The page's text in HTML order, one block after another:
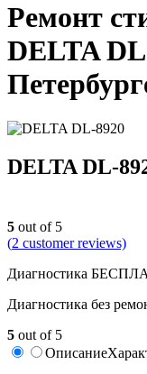
Ремонт
DELTA
DELTA DL-
5 out of 5
(2 customer reviews)
Диагностика
Диагностика без
5 out of 5
Описание